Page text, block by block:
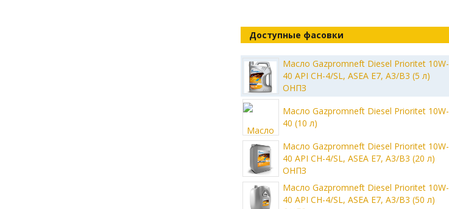
Доступные фасовки
Масло Gazpromneft Diesel Prioritet 10W-
40 API CH-4/SL, ASEA E7, A3/B3 (5 л)
ОНПЗ
Масло Gazpromneft Diesel Prioritet 10W-
40 (10 л)
Масло Gazpromneft Diesel Prioritet 10W-
40 API CH-4/SL, ASEA E7, A3/B3 (20 л)
ОНПЗ
Масло Gazpromneft Diesel Prioritet 10W-
40 API CH-4/SL, ASEA E7, A3/B3 (50 л)